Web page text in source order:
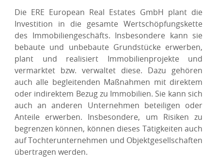
Die ERE European Real Estates GmbH plant die
Investition in die gesamte Wertschöpfungskette
des Immobiliengeschäfts. Insbesondere kann sie
bebaute und unbebaute Grundstücke erwerben,
plant und realisiert Immobilienprojekte und
vermarktet bzw. verwaltet diese. Dazu gehören
auch alle begleitenden Maßnahmen mit direktem
oder indirektem Bezug zu Immobilien. Sie kann sich
auch an anderen Unternehmen beteiligen oder
Anteile erwerben. Insbesondere, um Risiken zu
begrenzen können, können dieses Tätigkeiten auch
auf Tochterunternehmen und Objektgesellschaften
übertragen werden.